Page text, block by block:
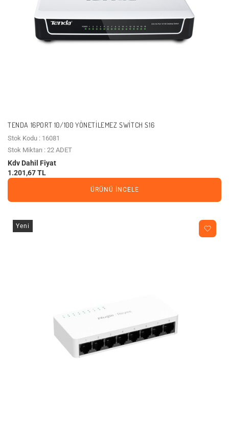
TENDA 16PORT 10/100 YÖNETILEMEZ SWITCH S16
Stok Kodu : 16081
Stok Miktarı : 22 ADET
Kdv Dahil Fiyat
1.201,67 TL
ÜRÜNÜ İNCELE
Yeni